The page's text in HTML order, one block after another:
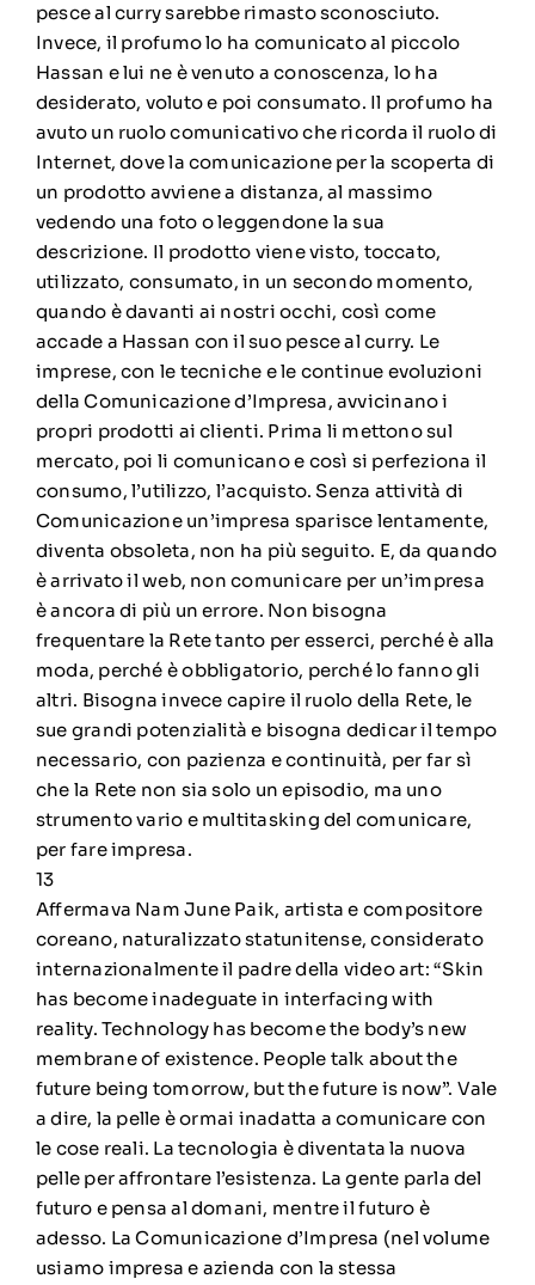
pesce al curry sarebbe rimasto sconosciuto.
Invece, il profumo lo ha comunicato al piccolo
Hassan e lui ne è venuto a conoscenza, lo ha
desiderato, voluto e poi consumato. Il profumo ha
avuto un ruolo comunicativo che ricorda il ruolo di
Internet, dove la comunicazione per la scoperta di
un prodotto avviene a distanza, al massimo
vedendo una foto o leggendone la sua
descrizione. Il prodotto viene visto, toccato,
utilizzato, consumato, in un secondo momento,
quando è davanti ai nostri occhi, così come
accade a Hassan con il suo pesce al curry. Le
imprese, con le tecniche e le continue evoluzioni
della Comunicazione d’Impresa, avvicinano i
propri prodotti ai clienti. Prima li mettono sul
mercato, poi li comunicano e così si perfeziona il
consumo, l’utilizzo, l’acquisto. Senza attività di
Comunicazione un’impresa sparisce lentamente,
diventa obsoleta, non ha più seguito. E, da quando
è arrivato il web, non comunicare per un’impresa
è ancora di più un errore. Non bisogna
frequentare la Rete tanto per esserci, perché è alla
moda, perché è obbligatorio, perché lo fanno gli
altri. Bisogna invece capire il ruolo della Rete, le
sue grandi potenzialità e bisogna dedicar il tempo
necessario, con pazienza e continuità, per far sì
che la Rete non sia solo un episodio, ma uno
strumento vario e multitasking del comunicare,
per fare impresa.
13
Affermava Nam June Paik, artista e compositore
coreano, naturalizzato statunitense, considerato
internazionalmente il padre della video art: “Skin
has become inadeguate in interfacing with
reality. Technology has become the body’s new
membrane of existence. People talk about the
future being tomorrow, but the future is now”. Vale
a dire, la pelle è ormai inadatta a comunicare con
le cose reali. La tecnologia è diventata la nuova
pelle per affrontare l’esistenza. La gente parla del
futuro e pensa al domani, mentre il futuro è
adesso. La Comunicazione d’Impresa (nel volume
usiamo impresa e azienda con la stessa